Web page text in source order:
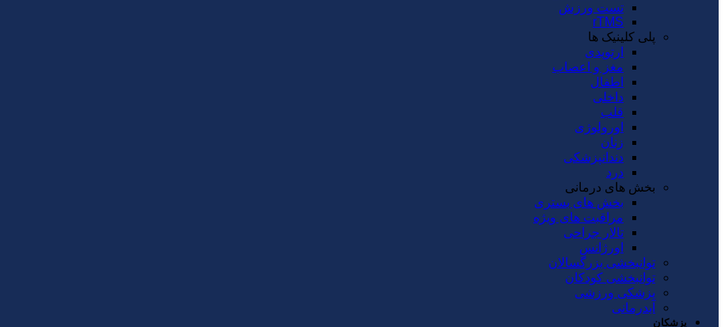
تست ورزش
rTMS
پلی کلینیک ها
ارتوپدی
مغز و اعصاب
اطفال
داخلی
قلب
اورولوژی
زنان
دندانپزشکی
درد
بخش های درمانی
بخش های بستری
مراقبت های ویژه
تالار جراحی
اورژانس
توانبخشی بزرگسالان
توانبخشی کودکان
پزشکی ورزشی
آبدرمانی
پزشکان